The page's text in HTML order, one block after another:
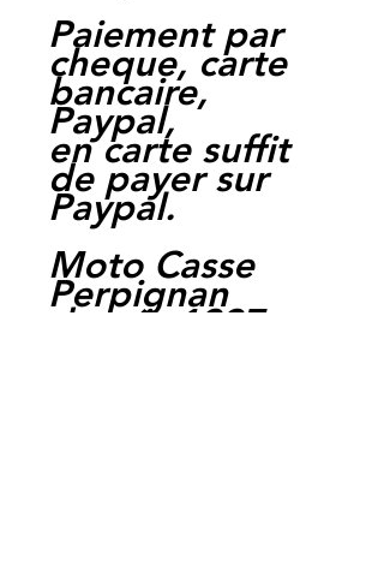
Paiement par
cheque, carte
bancaire,
Paypal,
en carte suffit
de payer sur
Paypal.
Moto Casse
Perpignan
depuis 1997